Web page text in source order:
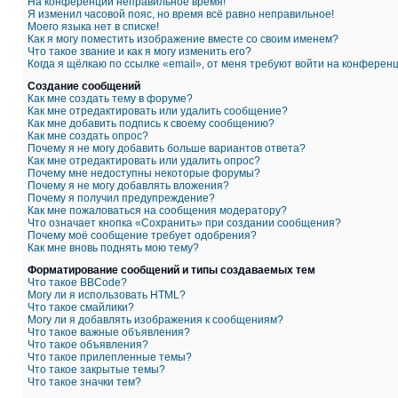
Я изменил часовой пояс, но время всё равно неправильное!
Моего языка нет в списке!
Как я могу поместить изображение вместе со своим именем?
Что такое звание и как я могу изменить его?
Когда я щёлкаю по ссылке «email», от меня требуют войти на
Создание сообщений
Как мне создать тему в форуме?
Как мне отредактировать или удалить сообщение?
Как мне добавить подпись к своему сообщению?
Как мне создать опрос?
Почему я не могу добавить больше вариантов ответа?
Как мне отредактировать или удалить опрос?
Почему мне недоступны некоторые форумы?
Почему я не могу добавлять вложения?
Почему я получил предупреждение?
Как мне пожаловаться на сообщения модератору?
Что означает кнопка «Сохранить» при создании сообщения?
Почему моё сообщение требует одобрения?
Как мне вновь поднять мою тему?
Форматирование сообщений и типы создаваемых тем
Что такое BBCode?
Могу ли я использовать HTML?
Что такое смайлики?
Могу ли я добавлять изображения к сообщениям?
Что такое важные объявления?
Что такое объявления?
Что такое прилепленные темы?
Что такое закрытые темы?
Что такое значки тем?